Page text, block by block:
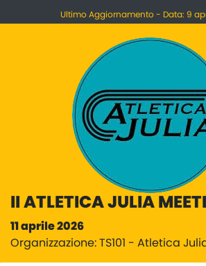
Ultimo Aggiornamento - Data: 9
II ATLETICA JULIA
11 aprile 2026
Organizzazione: TS101 - Atletica